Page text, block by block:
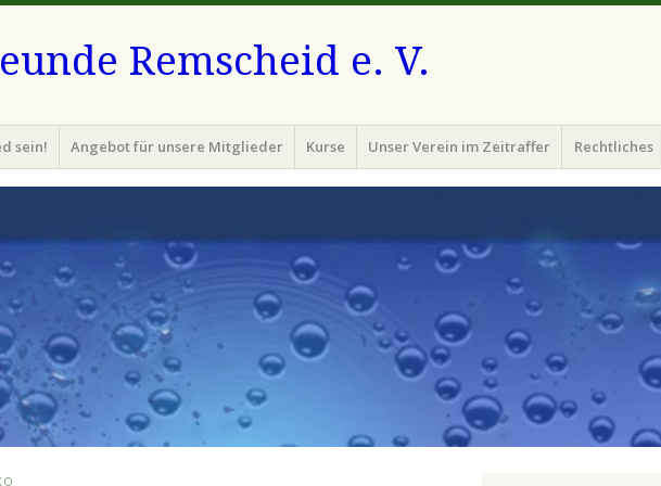
Remscheid e. V.
sein! Angebot für unsere Mitglieder Kurse Unser Verein im Zeitraffer Rechtliches